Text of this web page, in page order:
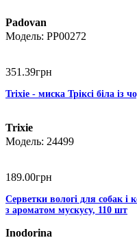
Padovan
PP00272
351 .39грн
Trixie - миска Тріксі біла із
Trixie
24499
189.00грн
Серветки вологі для собак і
з ароматом мускусу, 110 шт
Inodorina